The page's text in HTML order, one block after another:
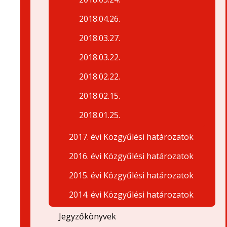
2018.04.26.
2018.03.27.
2018.03.22.
2018.02.22.
2018.02.15.
2018.01.25.
2017. évi Közgyűlési határozatok
2016. évi Közgyűlési határozatok
2015. évi Közgyűlési határozatok
2014. évi Közgyűlési határozatok
Jegyzőkönyvek